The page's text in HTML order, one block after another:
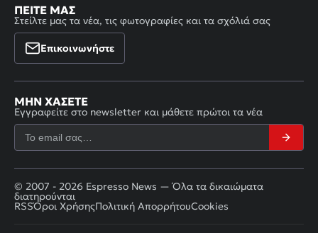
ΠΕΊΤΕ ΜΑΣ
Στείλτε μας τα νέα, τις φωτογραφίες και τα σχόλιά σας
Επικοινωνήστε
ΜΗΝ ΧΆΣΕΤΕ
Εγγραφείτε στο newsletter και μάθετε πρώτοι τα νέα
© 2007 - 2026 Espresso News — Όλα τα δικαιώματα
διατηρούνται
RSSΌροι ΧρήσηςΠολιτική ΑπορρήτουCookies